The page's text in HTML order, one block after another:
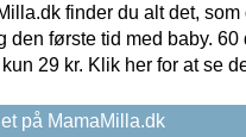
finder du alt det,
den første tid med baby.
29 kr. Klik her for at se
på MamaMilla.dk